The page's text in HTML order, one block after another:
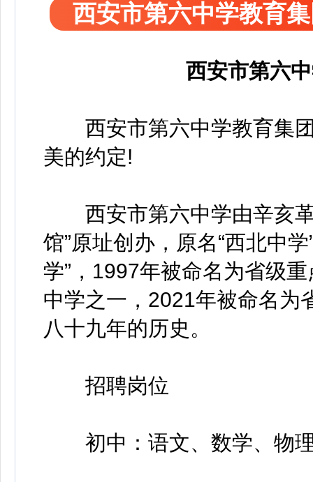
西安市第六中学教育
西安市第六
西安市第六中学教育集团
美的约定!
西安市第六中学由辛亥革
馆”原址创办，原名“西北中
学”，1997年被命名为省级
中学之一，2021年被命名为
八十九年的历史。
招聘岗位
初中：语文、数学、物理